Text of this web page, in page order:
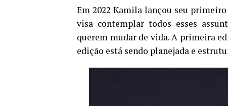
Em 2022 Kamila lançou seu
visa contemplar todos esses
querem mudar de vida. A primeira
edição está sendo planejada e